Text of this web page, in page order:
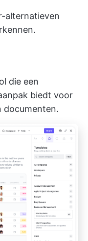
alternatieven
die een
biedt voor
documenten.